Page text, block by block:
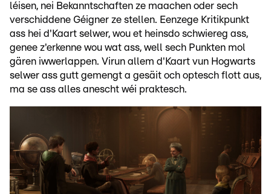
léisen, nei Bekanntschaften ze maachen oder sech
verschiddene Géigner ze stellen. Eenzege Kritikpunkt
ass hei d'Kaart selwer, wou et heinsdo schwiereg ass,
genee z'erkenne wou wat ass, well sech Punkten mol
gären iwwerlappen. Virun allem d'Kaart vun Hogwarts
selwer ass gutt gemengt a gesäit och optesch flott aus,
ma se ass alles anescht wéi praktesch.